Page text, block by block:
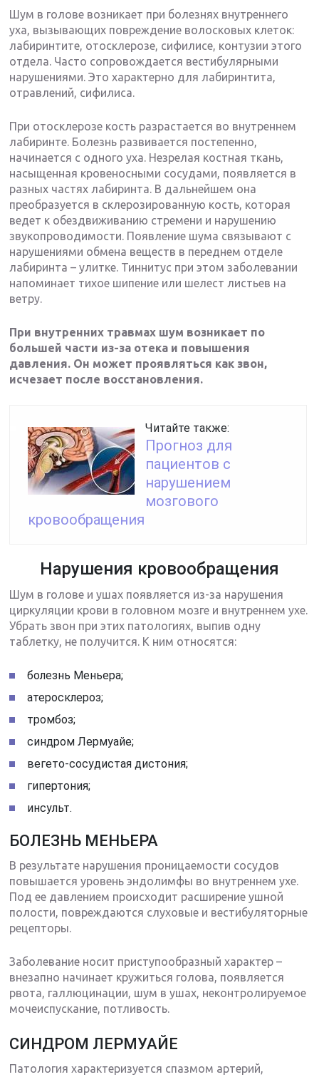
Шум в голове возникает при болезнях внутреннего
уха, вызывающих повреждение волосковых клеток:
лабиринтите, отосклерозе, сифилисе, контузии этого
отдела. Часто сопровождается вестибулярными
нарушениями. Это характерно для лабиринтита,
отравлений, сифилиса.
При отосклерозе кость разрастается во внутреннем
лабиринте. Болезнь развивается постепенно,
начинается с одного уха. Незрелая костная ткань,
насыщенная кровеносными сосудами, появляется в
разных частях лабиринта. В дальнейшем она
преобразуется в склерозированную кость, которая
ведет к обездвиживанию стремени и нарушению
звукопроводимости. Появление шума связывают с
нарушениями обмена веществ в переднем отделе
лабиринта – улитке. Тиннитус при этом заболевании
напоминает тихое шипение или шелест листьев на
ветру.
При внутренних травмах шум возникает по
большей части из-за отека и повышения
давления. Он может проявляться как звон,
исчезает после восстановления.
Читайте также:
Прогноз для
пациентов с
нарушением
мозгового
кровообращения
Нарушения кровообращения
Шум в голове и ушах появляется из-за нарушения
циркуляции крови в головном мозге и внутреннем ухе.
Убрать звон при этих патологиях, выпив одну
таблетку, не получится. К ним относятся:
болезнь Меньера;
атеросклероз;
тромбоз;
синдром Лермуайе;
вегето-сосудистая дистония;
гипертония;
инсульт.
БОЛЕЗНЬ МЕНЬЕРА
В результате нарушения проницаемости сосудов
повышается уровень эндолимфы во внутреннем ухе.
Под ее давлением происходит расширение ушной
полости, повреждаются слуховые и вестибуляторные
рецепторы.
Заболевание носит приступообразный характер –
внезапно начинает кружиться голова, появляется
рвота, галлюцинации, шум в ушах, неконтролируемое
мочеиспускание, потливость.
СИНДРОМ ЛЕРМУАЙЕ
Патология характеризуется спазмом артерий,